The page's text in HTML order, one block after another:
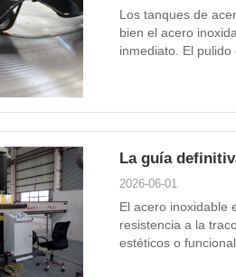
Los tanques de
bien el acero
inmediato. El
La guía
estándares de
2026-06-01
El acero inoxidable
resistencia a la
estéticos o